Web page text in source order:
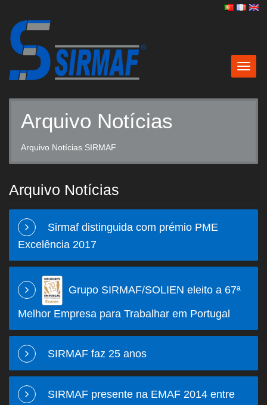
Arquivo Notícias
Arquivo Notícias SIRMAF
Arquivo Notícias
Sirmaf distinguida com prémio PME
Excelência 2017
Grupo SIRMAF/SOLIEN eleito a 67ª
Melhor Empresa para Trabalhar em Portugal
SIRMAF faz 25 anos
SIRMAF presente na EMAF 2014 entre